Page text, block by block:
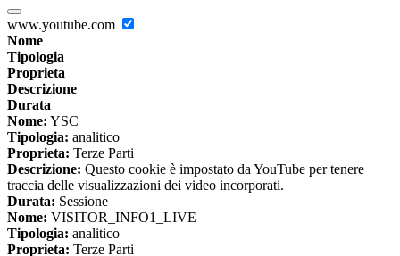
www.youtube.com
Nome
Tipologia
Proprieta
Descrizione
Durata
Nome: YSC
Tipologia: analitico
Proprieta: Terze Parti
Descrizione: Questo cookie è impostato da YouTube per tenere
traccia delle visualizzazioni dei video incorporati.
Durata: Sessione
Nome: VISITOR_INFO1_LIVE
Tipologia: analitico
Proprieta: Terze Parti